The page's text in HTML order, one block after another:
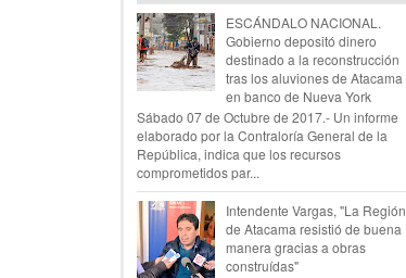
ESCÁNDALO NACIONAL.
Gobierno depositó dinero
destinado a la reconstrucción
tras los aluviones de Atacama
en banco de Nueva York
Sábado 07 de Octubre de 2017.- Un informe
elaborado por la Contraloría General de la
República, indica que los recursos
comprometidos par...
Intendente Vargas, "La Región
de Atacama resistió de buena
manera gracias a obras
construídas"